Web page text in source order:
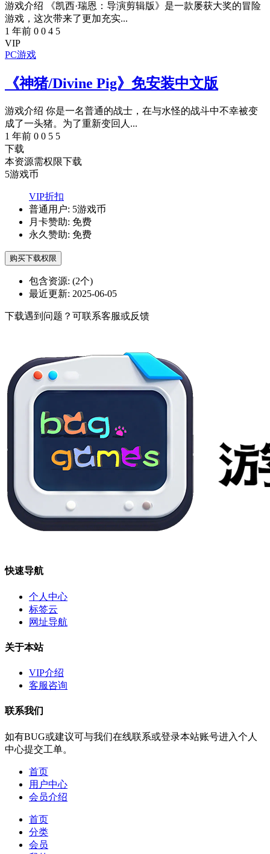
游戏介绍 《凯西·瑞恩：导演剪辑版》是一款屡获大奖的冒险
游戏，这次带来了更加充实...
1 年前 0 0 4 5
VIP
PC游戏
《神猪/Divine Pig》免安装中文版
游戏介绍 你是一名普通的战士，在与水怪的战斗中不幸被变
成了一头猪。为了重新变回人...
1 年前 0 0 5 5
下载
本资源需权限下载
5游戏币
VIP折扣
普通用户: 5游戏币
月卡赞助: 免费
永久赞助: 免费
购买下载权限
包含资源: (2个)
最近更新: 2025-06-05
下载遇到问题？可联系客服或反馈
快速导航
个人中心
标签云
网址导航
关于本站
VIP介绍
客服咨询
联系我们
如有BUG或建议可与我们在线联系或登录本站账号进入个人
中心提交工单。
首页
用户中心
会员介绍
首页
分类
会员